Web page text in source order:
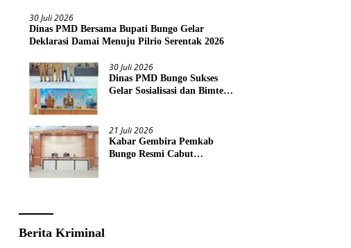
30 Juli 2026
Dinas PMD Bersama Bupati Bungo Gelar
Deklarasi Damai Menuju Pilrio Serentak 2026
30 Juli 2026
Dinas PMD Bungo Sukses
Gelar Sosialisasi dan Bimtek
21 Juli 2026
Kabar Gembira Pemkab
Bungo Resmi Cabut
Berita Kriminal